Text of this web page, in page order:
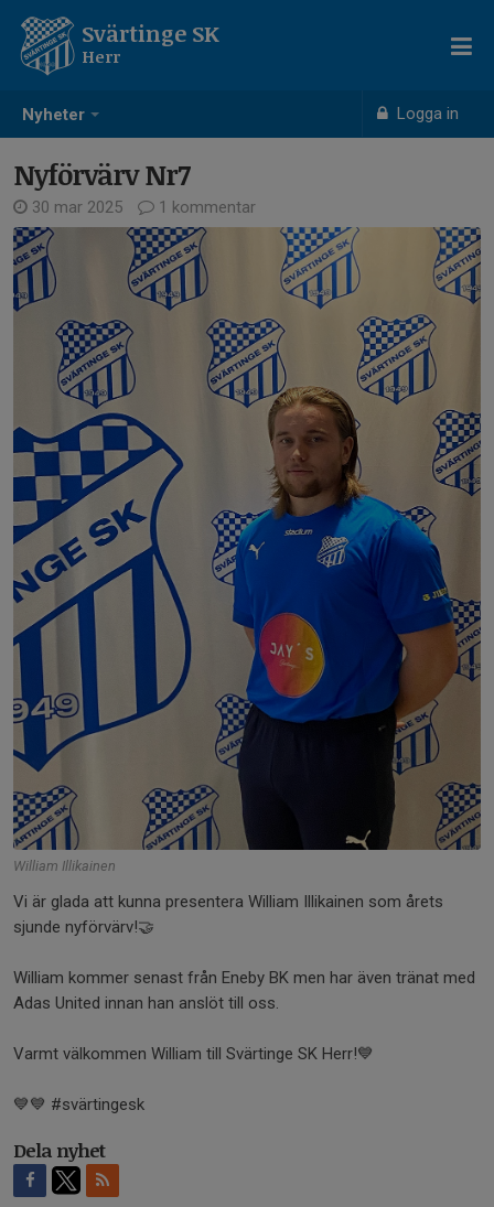
Nyheter Logga in
Svärtinge SK
Herr
Nyförvärv Nr7
30 mar 2025 1 kommentar
William Illikainen
Vi är glada att kunna presentera William Illikainen som årets
sjunde nyförvärv!🤝
William kommer senast från Eneby BK men har även tränat med
Adas United innan han anslöt till oss.
Varmt välkommen William till Svärtinge SK Herr!💙
💙💙 #svärtingesk
Dela nyhet